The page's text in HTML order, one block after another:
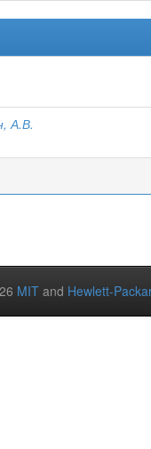
А.В.
MIT and Hewlett-